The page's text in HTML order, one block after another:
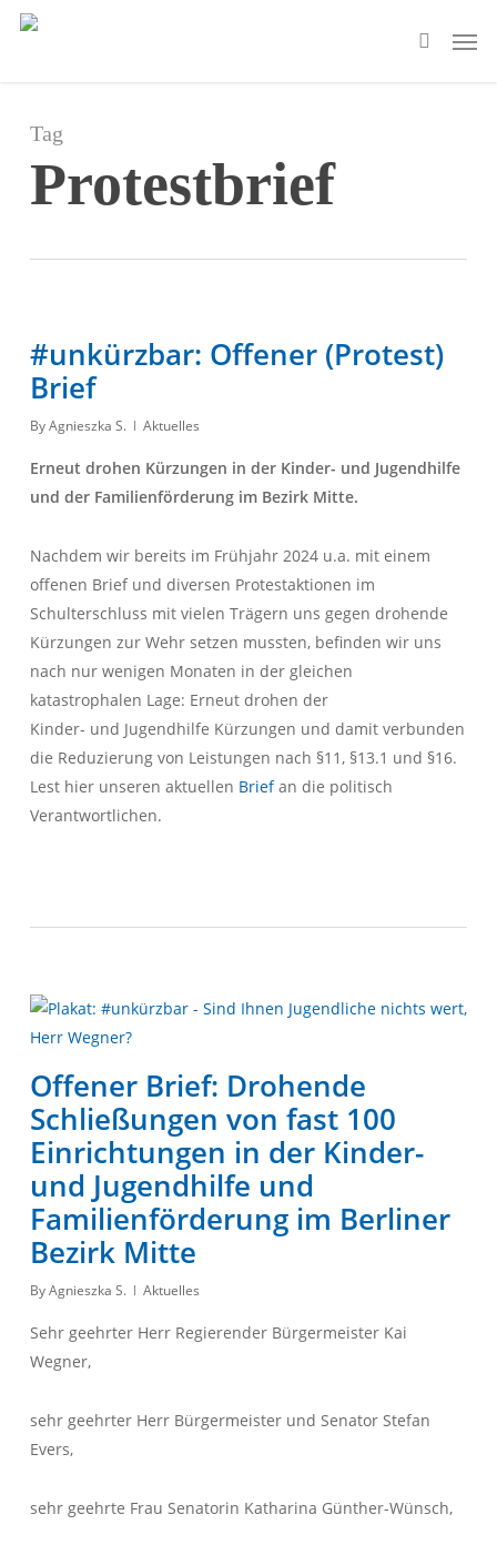
Skip
search
Tag
Protestbrief
#unkürzbar: Offener (Protest)
Brief
ByAgnieszka S. Aktuelles
Erneut drohen Kürzungen in der Kinder- und Jugendhilfe
und der Familienförderung im Bezirk Mitte.
Nachdem wir bereits im Frühjahr 2024 u.a. mit einem
offenen Brief und diversen Protestaktionen im
Schulterschluss mit vielen Trägern uns gegen drohende
Kürzungen zur Wehr setzen mussten, befinden wir uns
nach nur wenigen Monaten in der gleichen
katastrophalen Lage: Erneut drohen der
Kinder- und Jugendhilfe Kürzungen und damit verbunden
die Reduzierung von Leistungen nach §11, §13.1 und §16.
Lest hier unseren aktuellen Briefan die politisch
Verantwortlichen.
Offener Brief: Drohende
Schließungen von fast 100
Einrichtungen in der Kinder-
und Jugendhilfe und
Familienförderung im Berliner
Bezirk Mitte
ByAgnieszka S. Aktuelles
Sehr geehrter Herr Regierender Bürgermeister Kai
Wegner,
sehr geehrter Herr Bürgermeister und Senator Stefan
Evers,
sehr geehrte Frau Senatorin Katharina Günther-Wünsch,